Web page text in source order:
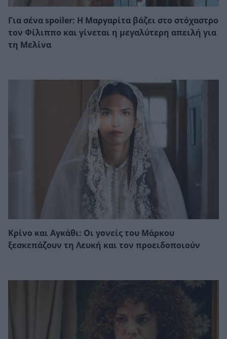
Για σένα spoiler: Η Μαργαρίτα βάζει στο στόχαστρο
τον Φίλιππο και γίνεται η μεγαλύτερη απειλή για
τη Μελίνα
Κρίνο και Αγκάθι: Οι γονείς του Μάρκου
ξεσκεπάζουν τη Λευκή και τον προειδοποιούν